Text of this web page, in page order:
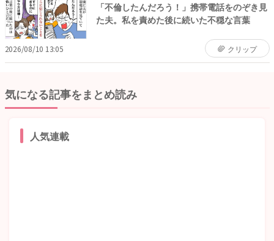
「不倫したんだろう！」携帯電話をのぞき見
た夫。私を責めた後に続いた不穏な言葉
2026/08/10 13:05 クリップ
気になる記事をまとめ読み
人気連載